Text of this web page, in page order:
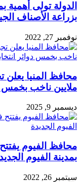
الدولة تولى
بزراعة الأصناف
نوفمبر 27, 2022
ملايين ناخب بخمس
ديسمبر 9, 2025
محافظ الفيوم
بمدينة الفيوم
سبتمبر 26, 2022